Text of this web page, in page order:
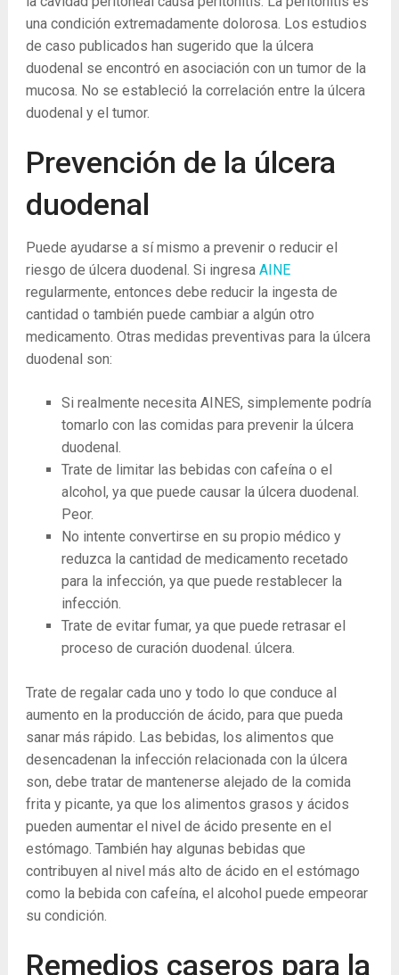
una condición extremadamente dolorosa. Los estudios
de caso publicados han sugerido que la úlcera
duodenal se encontró en asociación con un tumor de la
mucosa. No se estableció la correlación entre la úlcera
duodenal y el tumor.
Prevención de la úlcera
duodenal
Puede ayudarse a sí mismo a prevenir o reducir el
riesgo de úlcera duodenal. Si ingresa AINE
regularmente, entonces debe reducir la ingesta de
cantidad o también puede cambiar a algún otro
medicamento. Otras medidas preventivas para la úlcera
duodenal son:
Si realmente necesita AINES, simplemente podría
tomarlo con las comidas para prevenir la úlcera
duodenal.
Trate de limitar las bebidas con cafeína o el
alcohol, ya que puede causar la úlcera duodenal.
Peor.
No intente convertirse en su propio médico y
reduzca la cantidad de medicamento recetado
para la infección, ya que puede restablecer la
infección.
Trate de evitar fumar, ya que puede retrasar el
proceso de curación duodenal. úlcera.
Trate de regalar cada uno y todo lo que conduce al
aumento en la producción de ácido, para que pueda
sanar más rápido. Las bebidas, los alimentos que
desencadenan la infección relacionada con la úlcera
son, debe tratar de mantenerse alejado de la comida
frita y picante, ya que los alimentos grasos y ácidos
pueden aumentar el nivel de ácido presente en el
estómago. También hay algunas bebidas que
contribuyen al nivel más alto de ácido en el estómago
como la bebida con cafeína, el alcohol puede empeorar
su condición.
Remedios caseros para la